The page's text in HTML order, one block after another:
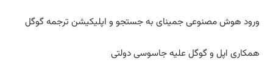
ورود هوش مصنوعی جمینای به جستجو و اپلیکیشن ترجمه گوگل
همکاری اپل و گوگل علیه جاسوسی دولتی